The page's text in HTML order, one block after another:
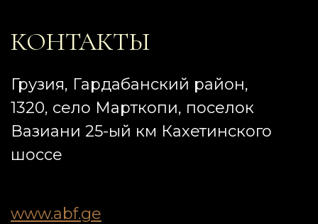
КОНТАКТЫ
Грузия, Гардабанский район,
1320, село Марткопи, поселок
Вазиани 25-ый км Кахетинского
шоссе
www.abf.ge